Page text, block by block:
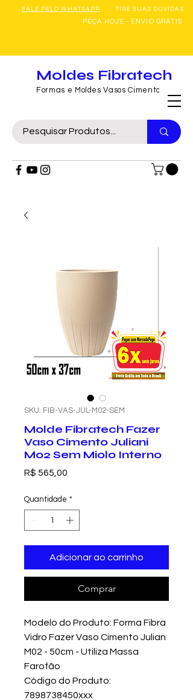
FALE PELO WHATSAPP TIRE SUAS DÚVIDAS
PEÇA HOJE - ENVIO GRÁTIS
Formas e Moldes Vasos Cimento
Moldes Fibratech
SKU: FIB-VAS-JUL-M02-SEM
Molde Fibratech Fazer
Vaso Cimento Juliani
M02 Sem Miolo Interno
R$ 565,00
Quantidade *
Adicionar ao carrinho
Comprar
Modelo do Produto: Forma Fibra
Vidro Fazer Vaso Cimento Julian
M02 - 50cm - Utiliza Massa
Farofão
Código do Produto:
7898738450xxx